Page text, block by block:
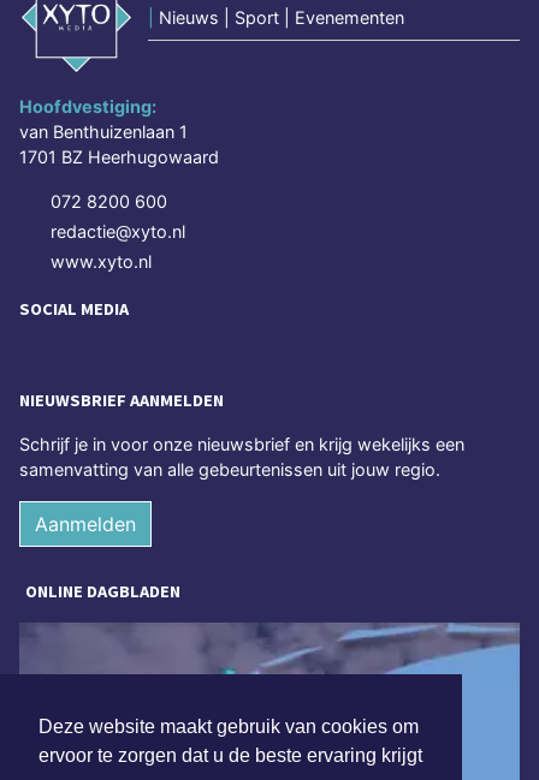
Deze website maakt gebruik van cookies om
ervoor te zorgen dat u de beste ervaring krijgt
Nieuws | Sport | Evenementen
Hoofdvestiging:
van Benthuizenlaan 1
1701 BZ Heerhugowaard
072 8200 600
redactie@xyto.nl
www.xyto.nl
SOCIAL MEDIA
NIEUWSBRIEF AANMELDEN
Schrijf je in voor onze nieuwsbrief en krijg wekelijks een
samenvatting van alle gebeurtenissen uit jouw regio.
Aanmelden
ONLINE DAGBLADEN